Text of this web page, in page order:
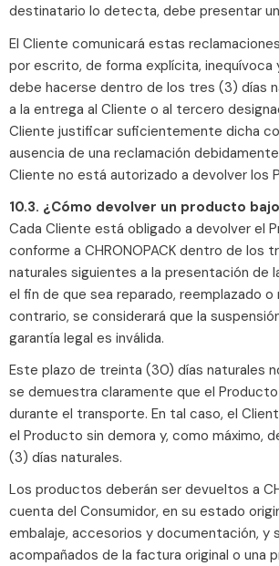
destinatario lo detecta, debe presentar
El Cliente comunicará estas reclamaciones
por escrito, de forma explícita, inequívoca
debe hacerse dentro de los tres (3) días
a la entrega al Cliente o al tercero
Cliente justificar suficientemente dicha
ausencia de una reclamación
Cliente no está autorizado a devolver los
10.3. ¿Cómo devolver un producto
Cada Cliente está obligado a devolver el
conforme a CHRONOPACK dentro de los
naturales siguientes a la presentación de
el fin de que sea reparado, reemplazado o
contrario, se considerará que la
garantía legal es inválida.
Este plazo de treinta (30) días naturales
se demuestra claramente que el
durante el transporte. En tal caso, el
el Producto sin demora y, como máximo,
(3) días naturales.
Los productos deberán ser devueltos a
cuenta del Consumidor, en su estado
embalaje, accesorios y documentación, y
acompañados de la factura original o una